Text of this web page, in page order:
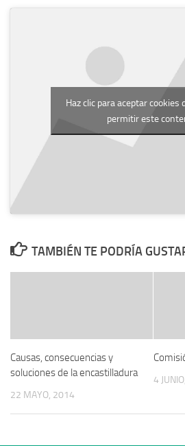
Haz clic para aceptar cookies
permitir este
TAMBIÉN TE PODRÍA
Causas, consecuencias y
soluciones de la encastilladura
22 MAYO, 2014
4